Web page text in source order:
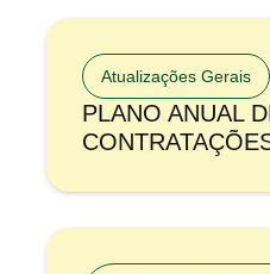
Atualizações Gerais
PLANO ANUAL